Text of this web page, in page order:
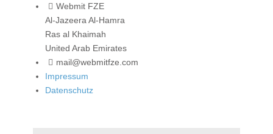
Webmit FZE
Al-Jazeera Al-Hamra
Ras al Khaimah
United Arab Emirates
mail@webmitfze.com
Impressum
Datenschutz